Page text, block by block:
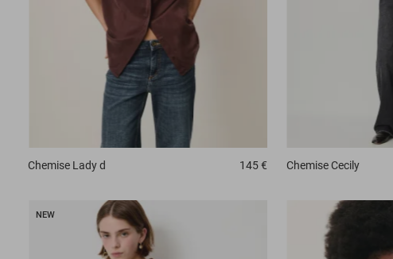
Chemise Lady d 145 € Chemise Cecily
NEW